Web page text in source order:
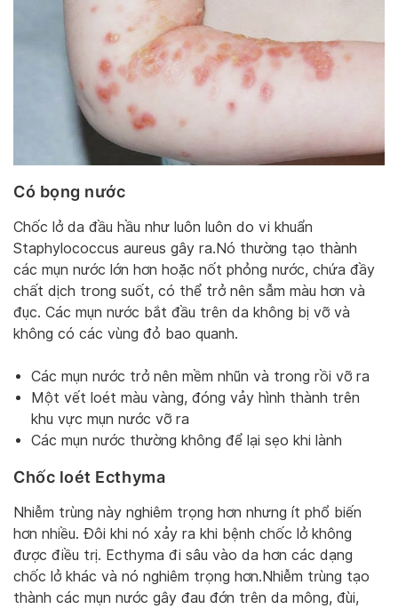
Có bọng nước
Chốc lở da đầu hầu như luôn luôn do vi khuẩn
Staphylococcus aureus gây ra.Nó thường tạo thành
các mụn nước lớn hơn hoặc nốt phỏng nước, chứa đầy
chất dịch trong suốt, có thể trở nên sẫm màu hơn và
đục. Các mụn nước bắt đầu trên da không bị vỡ và
không có các vùng đỏ bao quanh.
Các mụn nước trở nên mềm nhũn và trong rồi vỡ ra
Một vết loét màu vàng, đóng vảy hình thành trên
khu vực mụn nước vỡ ra
Các mụn nước thường không để lại sẹo khi lành
Chốc loét Ecthyma
Nhiễm trùng này nghiêm trọng hơn nhưng ít phổ biến
hơn nhiều. Đôi khi nó xảy ra khi bệnh chốc lở không
được điều trị. Ecthyma đi sâu vào da hơn các dạng
chốc lở khác và nó nghiêm trọng hơn.Nhiễm trùng tạo
thành các mụn nước gây đau đớn trên da mông, đùi,